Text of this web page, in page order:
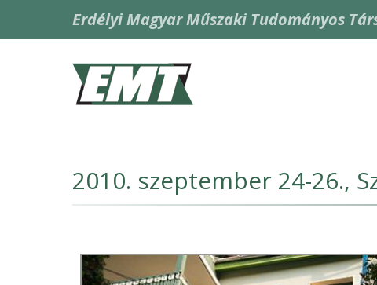
main
Erdélyi Magyar Műszaki Tudományos
Fő
navigáció
2010. szeptember 24-26.,